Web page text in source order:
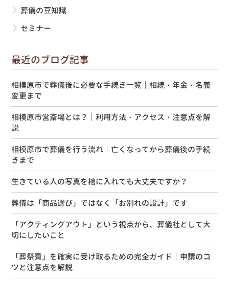
葬儀の豆知識
セミナー
最近のブログ記事
相模原市で葬儀後に必要な手続き一覧｜相続・年金・名義
変更まで
相模原市営斎場とは？｜利用方法・アクセス・注意点を解
説
相模原市で葬儀を行う流れ｜亡くなってから葬儀後の手続
きまで
生きている人の写真を棺に入れても大丈夫ですか？
葬儀は「商品選び」ではなく「お別れの設計」です
「アクティングアウト」という視点から、葬儀社として大
切にしたいこと
「葬祭費」を確実に受け取るための完全ガイド｜申請のコ
ツと注意点を解説